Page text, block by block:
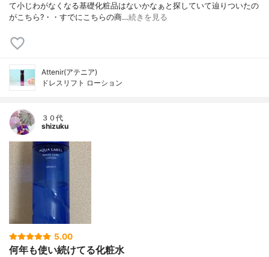
て小じわがなくなる基礎化粧品はないかなぁと探していて辿りついたの
がこちら?・・すでにこちらの商…続きを見る
Attenir(アテニア)
ドレスリフト ローション
３０代
shizuku
5.00
何年も使い続けてる化粧水